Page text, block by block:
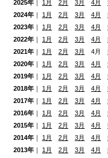
2025年 ｜ 1月 2月 3月 4月
2024年 ｜ 1月 2月 3月 4月
2023年 ｜ 1月 2月 3月 4月
2022年 ｜ 1月 2月 3月 4月
2021年 ｜ 1月 2月 3月 4月
2020年 ｜ 1月 2月 3月 4月
2019年 ｜ 1月 2月 3月 4月
2018年 ｜ 1月 2月 3月 4月
2017年 ｜ 1月 2月 3月 4月
2016年 ｜ 1月 2月 3月 4月
2015年 ｜ 1月 2月 3月 4月
2014年 ｜ 1月 2月 3月 4月
2013年 ｜ 1月 2月 3月 4月